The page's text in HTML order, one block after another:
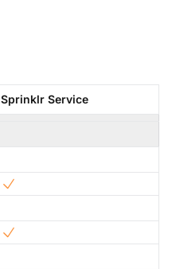
Sprinklr Service